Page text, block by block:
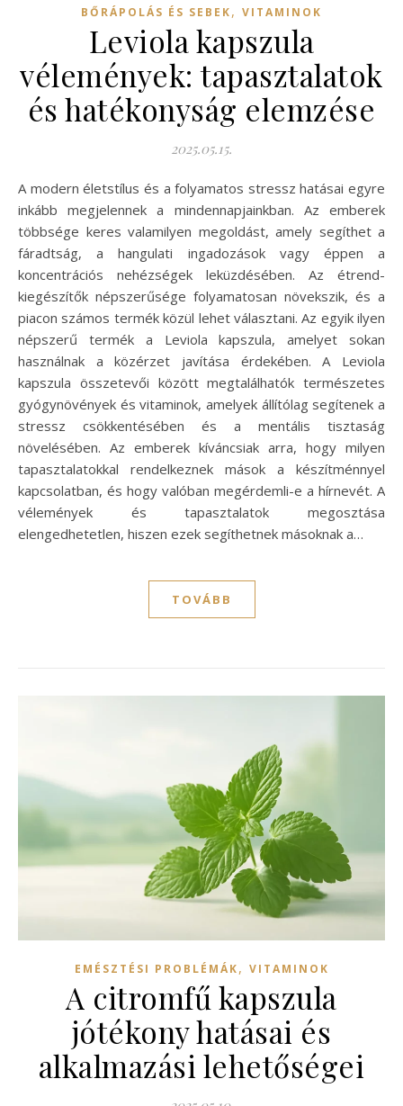
BŐRÁPOLÁS ÉS SEBEK, VITAMINOK
Leviola kapszula
vélemények: tapasztalatok
és hatékonyság elemzése
2025.05.15.
A modern életstílus és a folyamatos stressz hatásai egyre
inkább megjelennek a mindennapjainkban. Az emberek
többsége keres valamilyen megoldást, amely segíthet a
fáradtság, a hangulati ingadozások vagy éppen a
koncentrációs nehézségek leküzdésében. Az étrend-
kiegészítők népszerűsége folyamatosan növekszik, és a
piacon számos termék közül lehet választani. Az egyik ilyen
népszerű termék a Leviola kapszula, amelyet sokan
használnak a közérzet javítása érdekében. A Leviola
kapszula összetevői között megtalálhatók természetes
gyógynövények és vitaminok, amelyek állítólag segítenek a
stressz csökkentésében és a mentális tisztaság
növelésében. Az emberek kíváncsiak arra, hogy milyen
tapasztalatokkal rendelkeznek mások a készítménnyel
kapcsolatban, és hogy valóban megérdemli-e a hírnevét. A
vélemények és tapasztalatok megosztása
elengedhetetlen, hiszen ezek segíthetnek másoknak a…
TOVÁBB
EMÉSZTÉSI PROBLÉMÁK, VITAMINOK
A citromfű kapszula
jótékony hatásai és
alkalmazási lehetőségei